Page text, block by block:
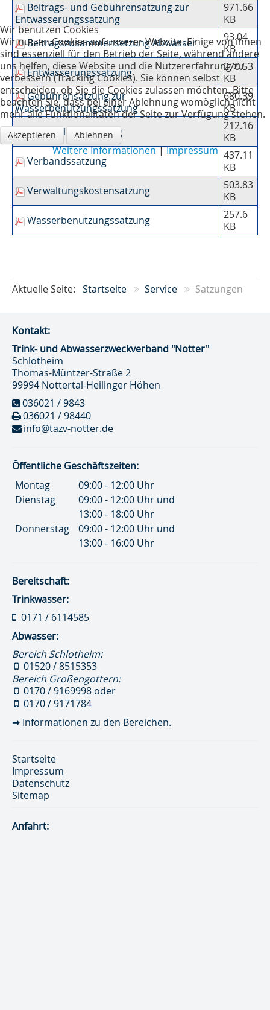
Beitrags- und Gebührensatzung zur
Entwässerungssatzung
971.66
KB
Beitragszusammensetzung Abwasser
93.04
KB
Entwässerungssatzung
270.53
KB
Gebührensatzung zur
Wasserbenutzungssatzung
680.39
KB
Kleineinleitersatzung
212.16
KB
Verbandssatzung
437.11
KB
Verwaltungskostensatzung
503.83
KB
Wasserbenutzungssatzung
257.6
KB
Aktuelle Seite: Startseite Service Satzungen
Kontakt:
Trink- und Abwasser­zweckverband "Notter"
Schlotheim
Thomas-Müntzer-Straße 2
99994 Nottertal-Heilinger Höhen
036021 / 9843
036021 / 98440
info@tazv-notter.de
Öffentliche Geschäftszeiten:
Montag
09:00 - 12:00 Uhr
Dienstag
09:00 - 12:00 Uhr und
13:00 - 18:00 Uhr
Donnerstag
09:00 - 12:00 Uhr und
13:00 - 16:00 Uhr
Bereitschaft:
Trinkwasser:
0171 / 6114585
Abwasser:
Bereich Schlotheim:
01520 / 8515353
Bereich Großengottern:
0170 / 9169998 oder
0170 / 9171784
➡ Informationen zu den Bereichen.
Startseite
Impressum
Datenschutz
Sitemap
Anfahrt:
Wir benutzen Cookies
Wir nutzen Cookies auf unserer Website. Einige von ihnen
sind essenziell für den Betrieb der Seite, während andere
uns helfen, diese Website und die Nutzererfahrung zu
verbessern (Tracking Cookies). Sie können selbst
entscheiden, ob Sie die Cookies zulassen möchten. Bitte
beachten Sie, dass bei einer Ablehnung womöglich nicht
mehr alle Funktionalitäten der Seite zur Verfügung stehen.
Akzeptieren Ablehnen
Weitere Informationen|Impressum